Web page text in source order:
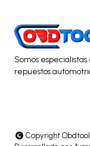
Somos
repuestos
Copyright